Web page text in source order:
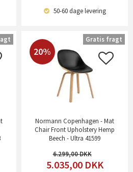
50-60 dagelevering
20%
Normann Copenhagen - Mat
Chair Front Upholstery Hemp
Beech - Ultra 41599
6.299,00
5.035,00 DKK
Gratis fragt